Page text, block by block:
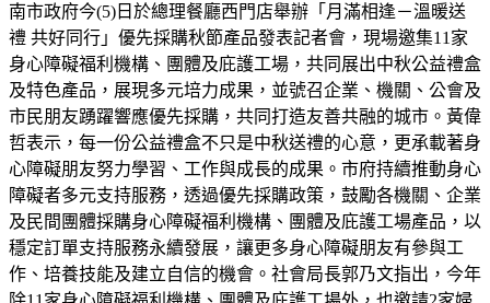
南市政府今(5)日於總理餐廳西門店舉辦「月滿相逢－溫暖送
禮 共好同行」優先採購秋節產品發表記者會，現場邀集11家
身心障礙福利機構、團體及庇護工場，共同展出中秋公益禮盒
及特色產品，展現多元培力成果，並號召企業、機關、公會及
市民朋友踴躍響應優先採購，共同打造友善共融的城市。黃偉
哲表示，每一份公益禮盒不只是中秋送禮的心意，更承載著身
心障礙朋友努力學習、工作與成長的成果。市府持續推動身心
障礙者多元支持服務，透過優先採購政策，鼓勵各機關、企業
及民間團體採購身心障礙福利機構、團體及庇護工場產品，以
穩定訂單支持服務永續發展，讓更多身心障礙朋友有參與工
作、培養技能及建立自信的機會。社會局長郭乃文指出，今年